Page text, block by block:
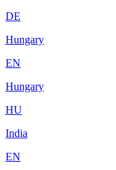
DE
Hungary
EN
Hungary
HU
India
EN